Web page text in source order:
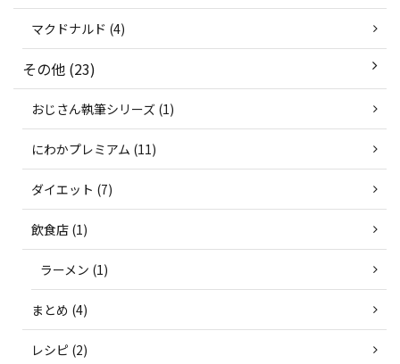
マクドナルド (4)
その他 (23)
おじさん執筆シリーズ (1)
にわかプレミアム (11)
ダイエット (7)
飲食店 (1)
ラーメン (1)
まとめ (4)
レシピ (2)